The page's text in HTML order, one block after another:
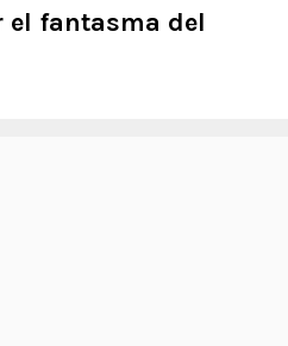
el fantasma del